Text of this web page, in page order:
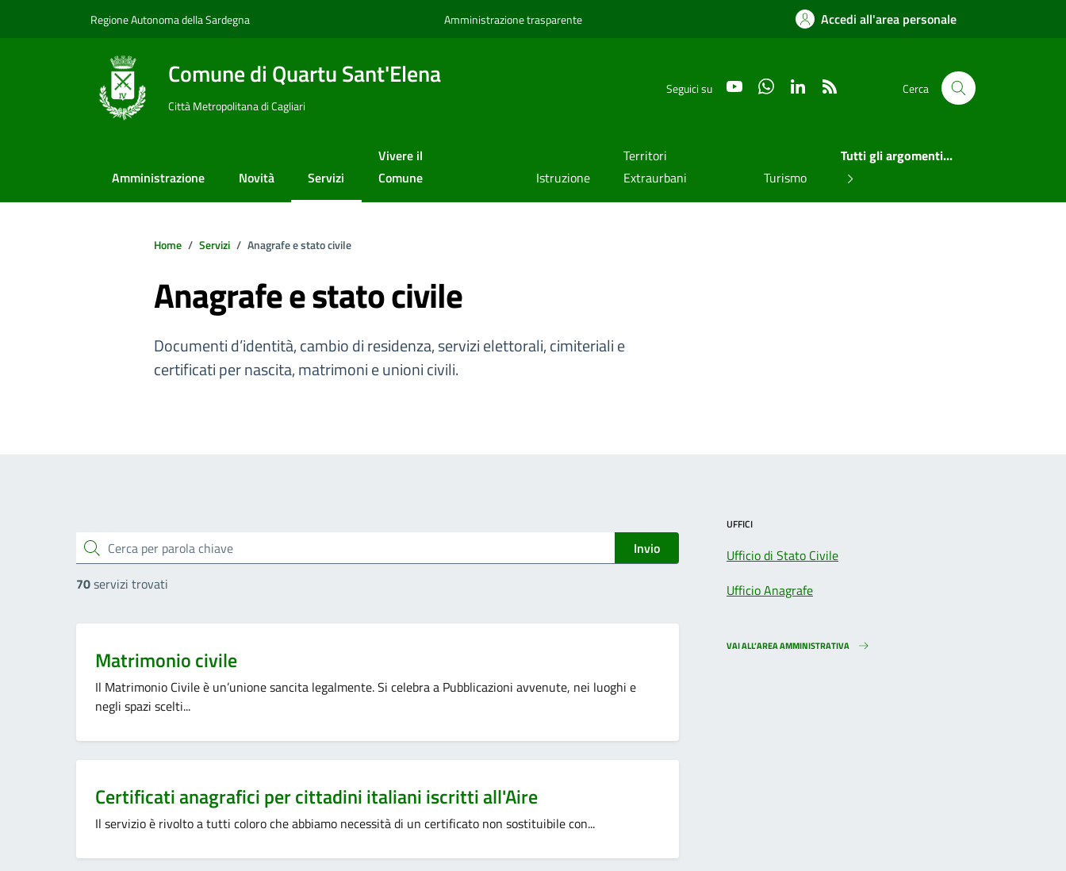
Regione Autonoma della Sardegna Amministrazione trasparente Accedi all'area personale
Comune di Quartu Sant'Elena
Città Metropolitana di Cagliari
Seguici su YouTube WhatsAppLinkedIn Cerca
Amministrazione Novità Servizi
Vivere il
Comune
Istruzione
Territori
Extraurbani
Turismo
Tutti gli argomenti...
Home Servizi Anagrafe e stato civile
Anagrafe e stato civile
Documenti d’identità, cambio di residenza, servizi elettorali, cimiteriali e
certificati per nascita, matrimoni e unioni civili.
cerca
Invio
70servizi trovati
Categoria:
Matrimonio civile
Il Matrimonio Civile è un’unione sancita legalmente. Si celebra a Pubblicazioni avvenute, nei luoghi e
negli spazi scelti...
Categoria:
Certificati anagrafici per cittadini italiani iscritti all'Aire
Il servizio è rivolto a tutti coloro che abbiamo necessità di un certificato non sostituibile con...
UFFICI
Ufficio di Stato Civile
Ufficio Anagrafe
VAI ALL’AREA AMMINISTRATIVA